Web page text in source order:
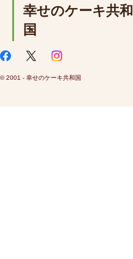
幸せのケーキ共和
国
© 2001 - 幸せのケーキ共和国